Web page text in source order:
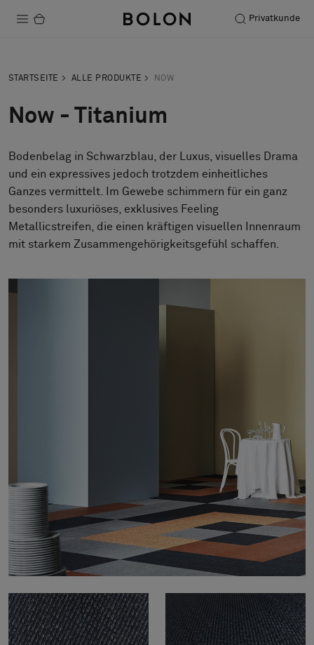
Privatkunde
Nachhaltigkeit
Installation
Instandhaltung
Bolon at Habitare 2025 –
Endless Creativity
STARTSEITE ALLE PRODUKTE NOW
Now - Titanium
Bodenbelag in Schwarzblau, der Luxus, visuelles Drama
und ein expressives jedoch trotzdem einheitliches
Ganzes vermittelt. Im Gewebe schimmern für ein ganz
besonders luxuriöses, exklusives Feeling
Metallicstreifen, die einen kräftigen visuellen Innenraum
mit starkem Zusammengehörigkeitsgefühl schaffen.